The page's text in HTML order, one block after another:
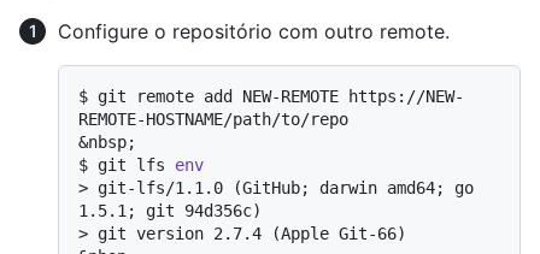
Configure o repositório com outro remote.
$ git remote add NEW-REMOTE https://NEW-
REMOTE-HOSTNAME/path/to/repo
$ git lfs env
> git-lfs/1.1.0 (GitHub; darwin amd64; go
1.5.1; git 94d356c)
> git version 2.7.4 (Apple Git-66)